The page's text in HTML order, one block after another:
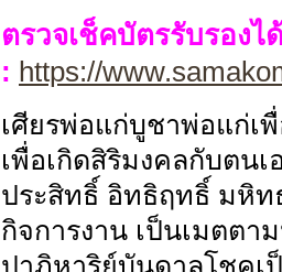
ตรวจเช็คบัตรรับรองไ
: https://
เศียรพ่อแก่บูชาพ่อแก่เ
เพื่อเกิดสิริมงคลกับตน
ประสิทธิ์ อิทธิฤทธิ์ มหิท
กิจการงาน เป็นเมตตา
ปาฏิหาริย์บันดาลโชค